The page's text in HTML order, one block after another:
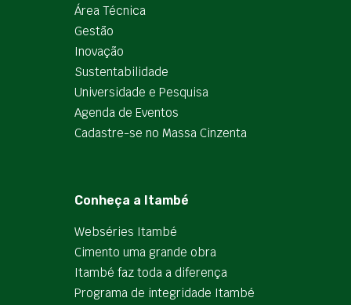
Área Técnica
Gestão
Inovação
Sustentabilidade
Universidade e Pesquisa
Agenda de Eventos
Cadastre-se no Massa Cinzenta
Conheça a Itambé
Webséries Itambé
Cimento uma grande obra
Itambé faz toda a diferença
Programa de integridade Itambé